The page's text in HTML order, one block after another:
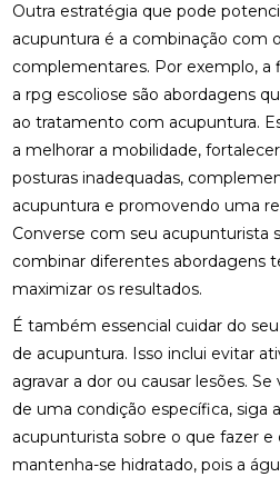
Outra estratégia que pode
acupuntura é a combinação com
complementares. Por exemplo, a
arpg escoliose são abordagens
ao tratamento com acupuntura.
a melhorar a mobilidade,
posturas inadequadas,
acupuntura e promovendo uma
Converse com seu acupunturista
combinar diferentes abordagens
maximizar os resultados.
É também essencial cuidar do
de acupuntura. Isso inclui evitar
agravar a dor ou causar lesões.
de uma condição específica, siga
acupunturista sobre o que fazer e
mantenha-se hidratado, pois a
BEM-ESTAR
FISIOTERAPIA PARA LABIRINTO: COMO O
TRATAMENTO PODE
BEM-ESTAR
FISIOTERAPIA PARA LABIRINTO: COMO TRATAR E
PREVENIR DISTÚRBIOS
PREVENIR DISTÚRBIOS
FISIOTERAPIA PARA LABIRINTO: SAIBA COMO O
BEM-ESTAR
FISIOTERAPIA PARA LABIRINTO: TRATAMENTO
FISIOTERAPIA PARA